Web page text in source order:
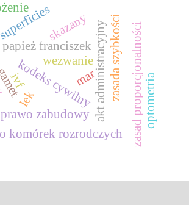
papież franciszekakt administracyjny
mar
ivf
komórek rozrodczych zasad proporcjonalności
zasada szybkości
kodeks cywilny
prawo zabudowy
wezwanie
lek optometria
skazany